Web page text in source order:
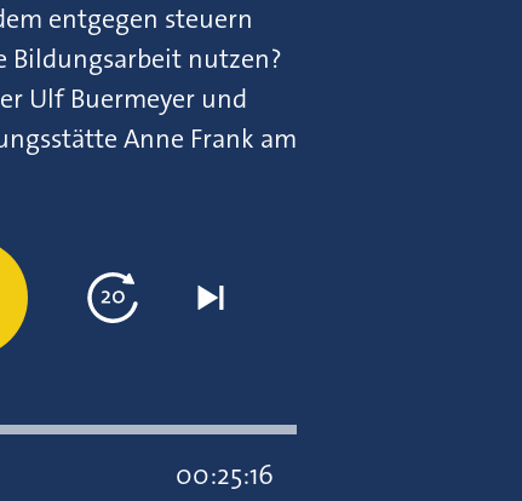
entgegen steuern
Bildungsarbeit nutzen?
Ulf Buermeyer und
Anne Frank am
00:25:16